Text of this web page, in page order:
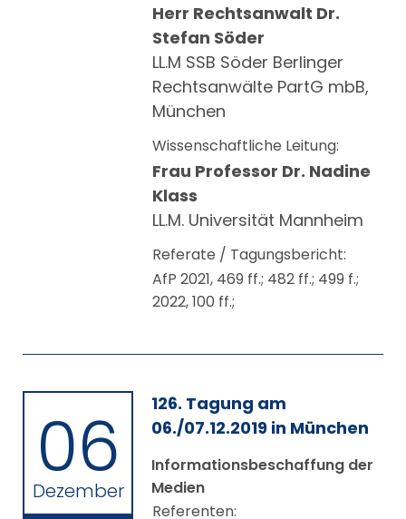
Herr Rechtsanwalt Dr.
Stefan Söder
LL.M SSB Söder Berlinger
Rechtsanwälte PartG mbB,
München
Wissenschaftliche Leitung:
Frau Professor Dr. Nadine
Klass
LL.M. Universität Mannheim
Referate / Tagungsbericht:
AfP 2021, 469 ff.; 482 ff.; 499 f.;
2022, 100 ff.;
06
Dezember
126. Tagung am
06./07.12.2019 in München
Informationsbeschaffung der
Medien
Referenten: